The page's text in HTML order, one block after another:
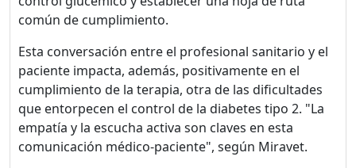
común de cumplimiento.
Esta conversación entre el profesional sanitario y el
paciente impacta, además, positivamente en el
cumplimiento de la terapia, otra de las dificultades
que entorpecen el control de la diabetes tipo 2. "La
empatía y la escucha activa son claves en esta
comunicación médico-paciente", según Miravet.